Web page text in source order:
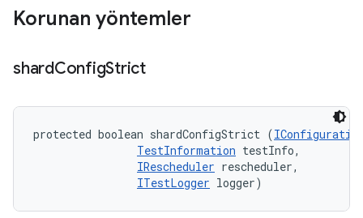
Korunan yöntemler
shardConfigStrict
protected boolean shardConfigStrict (
TestInformation testInfo,
IRescheduler rescheduler,
ITestLogger logger)